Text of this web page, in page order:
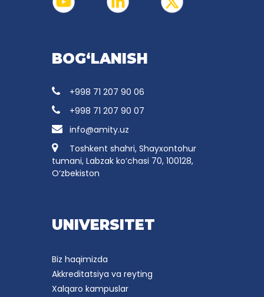
BOG‘LANISH
+998 71 207 90 06
+998 71 207 90 07
info@amity.uz
Toshkent shahri, Shayxontohur
tumani, Labzak ko‘chasi 70, 100128,
O‘zbekiston
UNIVERSITET
Biz haqimizda
Akkreditatsiya va reyting
Xalqaro kampuslar